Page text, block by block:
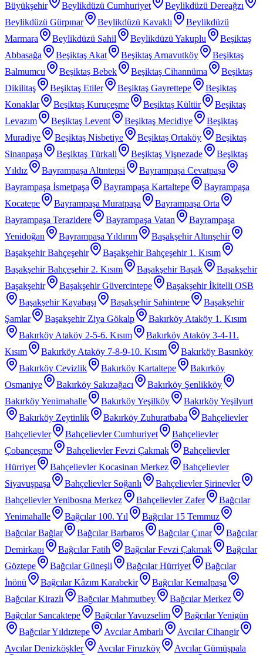
Büyükşehir
Beylikdüzü Cumhuriyet
Beylikdüzü Dereağzı
Beylikdüzü Gürpınar
Beylikdüzü Kavaklı
Beylikdüzü
Marmara
Beylikdüzü Sahil Beylikdüzü Yakuplu
Beşiktaş
Abbasağa
Beşiktaş Akat Beşiktaş Arnavutköy
Beşiktaş
Balmumcu
Beşiktaş Bebek Beşiktaş Cihannüma
Beşiktaş
Dikilitaş
Beşiktaş Etiler Beşiktaş Gayrettepe
Beşiktaş
Konaklar
Beşiktaş Kuruçeşme Beşiktaş Kültür
Beşiktaş
Levazım
Beşiktaş Levent Beşiktaş Mecidiye
Beşiktaş
Muradiye
Beşiktaş Nisbetiye Beşiktaş Ortaköy
Beşiktaş
Sinanpaşa
Beşiktaş Türkali Beşiktaş Vişnezade
Beşiktaş
Yıldız
Bayrampaşa Altıntepsi
Bayrampaşa Cevatpaşa
Bayrampaşa İsmetpaşa
Bayrampaşa Kartaltepe
Bayrampaşa
Kocatepe
Bayrampaşa Muratpaşa
Bayrampaşa Orta
Bayrampaşa Terazidere
Bayrampaşa Vatan
Bayrampaşa
Yenidoğan
Bayrampaşa Yıldırım
Başakşehir Altınşehir
Başakşehir Bahçeşehir
Başakşehir Bahçeşehir 1. Kısım
Başakşehir Bahçeşehir 2. Kısım
Başakşehir Başak
Başakşehir
Başakşehir
Başakşehir Güvercintepe
Başakşehir İkitelli OSB
Başakşehir Kayabaşı
Başakşehir Şahintepe
Başakşehir
Şamlar
Başakşehir Ziya Gökalp
Bakırköy Ataköy 1. Kısım
Bakırköy Ataköy 2-5-6. Kısım
Bakırköy Ataköy 3-4-11.
Kısım
Bakırköy Ataköy 7-8-9-10. Kısım
Bakırköy Basınköy
Bakırköy Cevizlik
Bakırköy Kartaltepe
Bakırköy
Osmaniye
Bakırköy Sakızağacı
Bakırköy Şenlikköy
Bakırköy Yenimahalle
Bakırköy Yeşilköy
Bakırköy Yeşilyurt
Bakırköy Zeytinlik
Bakırköy Zuhuratbaba
Bahçelievler
Bahçelievler
Bahçelievler Cumhuriyet
Bahçelievler
Çobançeşme
Bahçelievler Fevzi Çakmak
Bahçelievler
Hürriyet
Bahçelievler Kocasinan Merkez
Bahçelievler
Siyavuşpaşa
Bahçelievler Soğanlı
Bahçelievler Şirinevler
Bahçelievler Yenibosna Merkez
Bahçelievler Zafer
Bağcılar
Yenimahalle
Bağcılar 100. Yıl
Bağcılar 15 Temmuz
Bağcılar Bağlar
Bağcılar Barbaros Bağcılar Çınar
Bağcılar
Demirkapı
Bağcılar Fatih Bağcılar Fevzi Çakmak
Bağcılar
Göztepe
Bağcılar Güneşli Bağcılar Hürriyet
Bağcılar
İnönü
Bağcılar Kâzım Karabekir
Bağcılar Kemalpaşa
Bağcılar Kirazlı
Bağcılar Mahmutbey
Bağcılar Merkez
Bağcılar Sancaktepe
Bağcılar Yavuzselim
Bağcılar Yenigün
Bağcılar Yıldıztepe
Avcılar Ambarlı
Avcılar Cihangir
Avcılar Denizköşkler
Avcılar Firuzköy Avcılar Gümüşpala